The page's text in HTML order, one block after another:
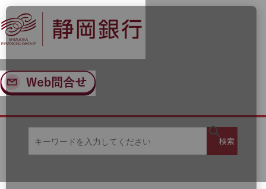
ナ
ビ
ゲ
ー
ン
へ
ス
メ
イ
ン
コ
ン
ツ
へ
ー
ワ
検索
検